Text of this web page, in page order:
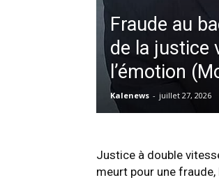
Fraude au
de la justice
l’émotion
Kalenews - juillet 27, 2026
Justice à double
meurt pour une fraude,